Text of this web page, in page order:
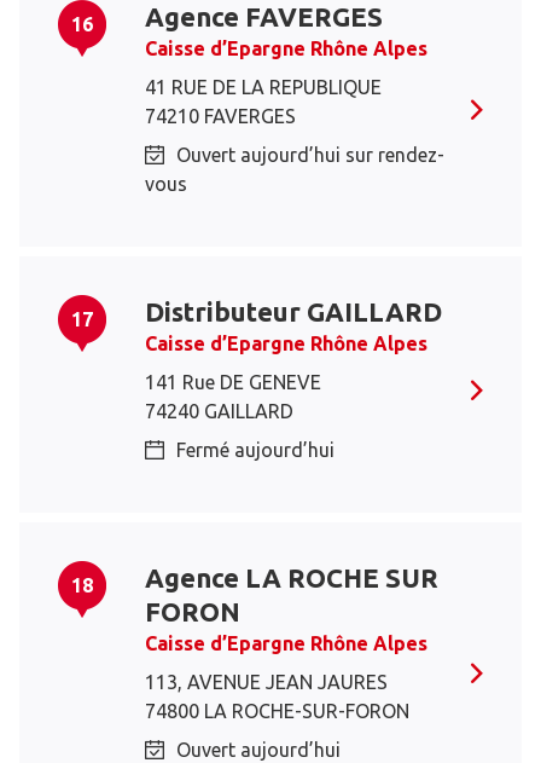
16 Agence FAVERGES
Caisse d’Epargne Rhône Alpes
41 RUE DE LA REPUBLIQUE
74210 FAVERGES
Ouvert aujourd’hui sur rendez-
vous
17 Distributeur GAILLARD
Caisse d’Epargne Rhône Alpes
141 Rue DE GENEVE
74240 GAILLARD
Fermé aujourd’hui
18
Agence LA ROCHE SUR
FORON
Caisse d’Epargne Rhône Alpes
113, AVENUE JEAN JAURES
74800 LA ROCHE-SUR-FORON
Ouvert aujourd’hui